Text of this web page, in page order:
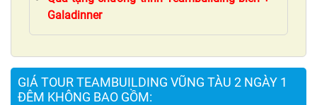
Galadinner
GIÁ TOUR TEAMBUILDING VŨNG TÀU 2 NGÀY 1
ĐÊM KHÔNG BAO GỒM: